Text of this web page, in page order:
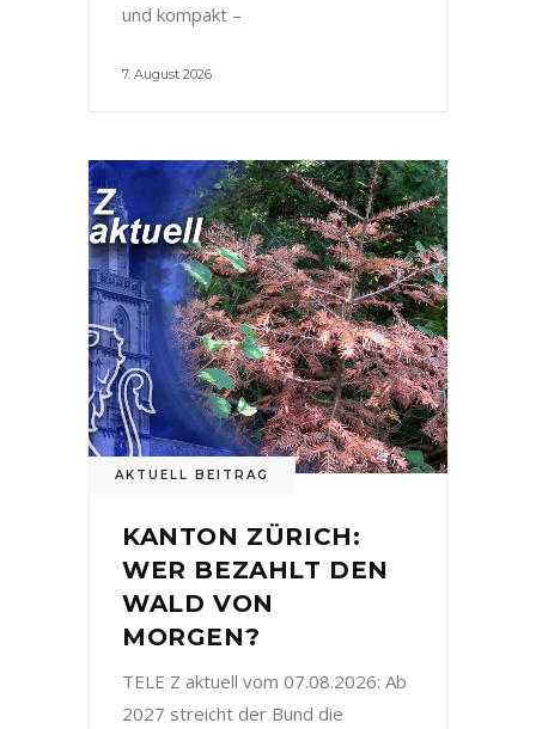
und kompakt –
7. August 2026
AKTUELL BEITRAG
KANTON ZÜRICH:
WER BEZAHLT DEN
WALD VON
MORGEN?
TELE Z aktuell vom 07.08.2026: Ab
2027 streicht der Bund die